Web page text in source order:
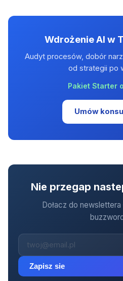
Wdrożenie AI w
Audyt procesów, dobór
od strategii po
Pakiet Starter
Umów
Nie przegap
Dołacz do
Zapisz sie